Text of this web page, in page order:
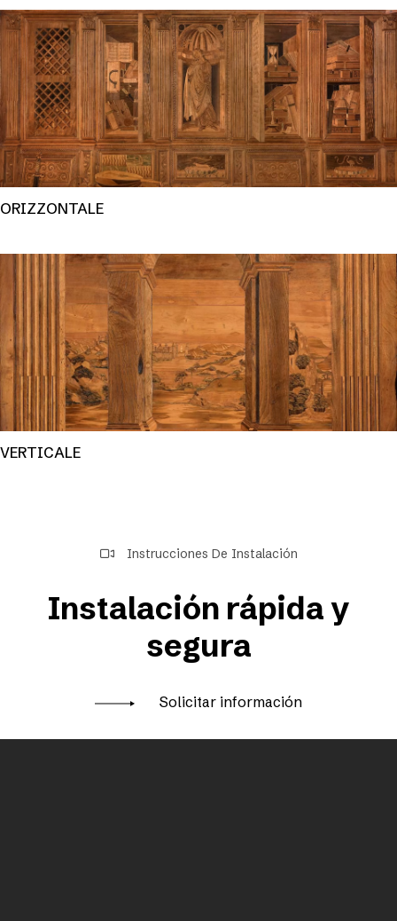
ORIZZONTALE
VERTICALE
Instrucciones De Instalación
Instalación rápida y
segura
Solicitar información